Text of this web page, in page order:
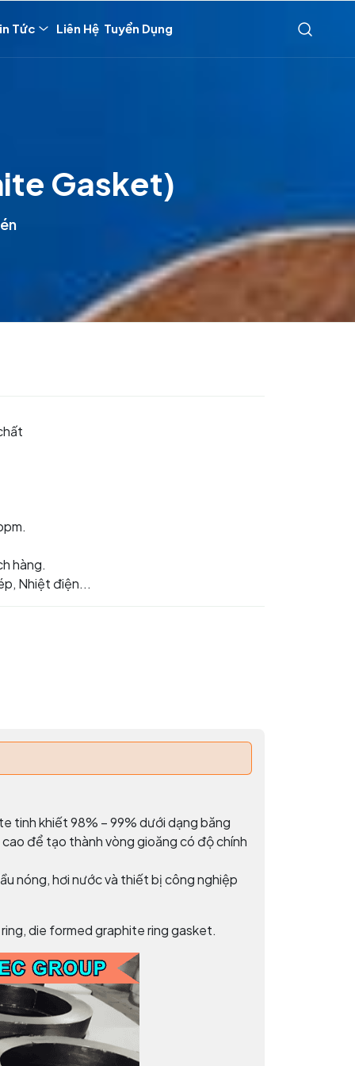
Tức Liên Hệ Tuyển Dụng
Gasket)
hàng.
Nhiệt điện...
tinh khiết 98% – 99% dưới dạng băng
để tạo thành vòng gioăng có độ chính
nóng, hơi nước và thiết bị công nghiệp
die formed graphite ring gasket.